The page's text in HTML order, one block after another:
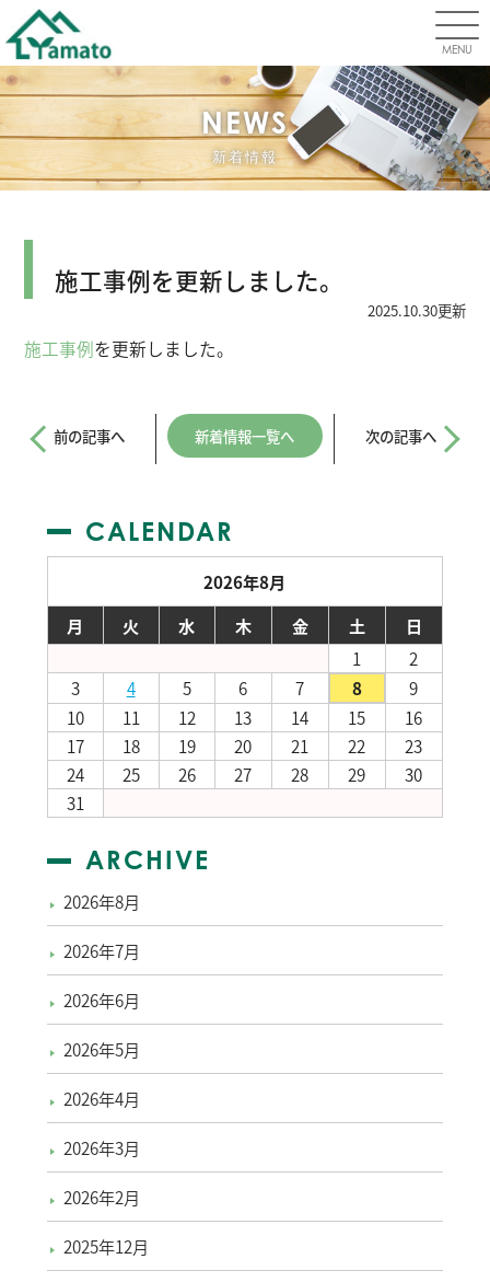
MENU
NEWS
新着情報
施工事例を更新しました。
2025.10.30更新
施工事例を更新しました。
前の記事へ 新着情報一覧へ 次の記事へ
CALENDAR
2026年8月
月
火 水 木 金 土
日
1
2
3
4 5 6 7 8
9
10
11 12 13 14 15
16
17
18 19 20 21 22
23
24
25 26 27 28 29
30
31
ARCHIVE
2026年8月
2026年7月
2026年6月
2026年5月
2026年4月
2026年3月
2026年2月
2025年12月